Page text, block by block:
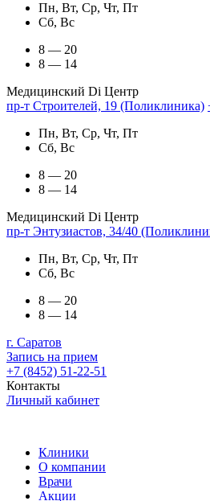
Пн, Вт, Ср, Чт, Пт
Сб, Вс
8 — 20
8 — 14
Медицинский Di Центр
пр-т Строителей, 19 (Поликлиника)
Пн, Вт, Ср, Чт, Пт
Сб, Вс
8 — 20
8 — 14
Медицинский Di Центр
пр-т Энтузиастов, 34/40
Пн, Вт, Ср, Чт, Пт
Сб, Вс
8 — 20
8 — 14
г. Саратов
Запись на прием
+7 (8452) 51-22-51
Контакты
Личный кабинет
Клиники
О компании
Врачи
Акции